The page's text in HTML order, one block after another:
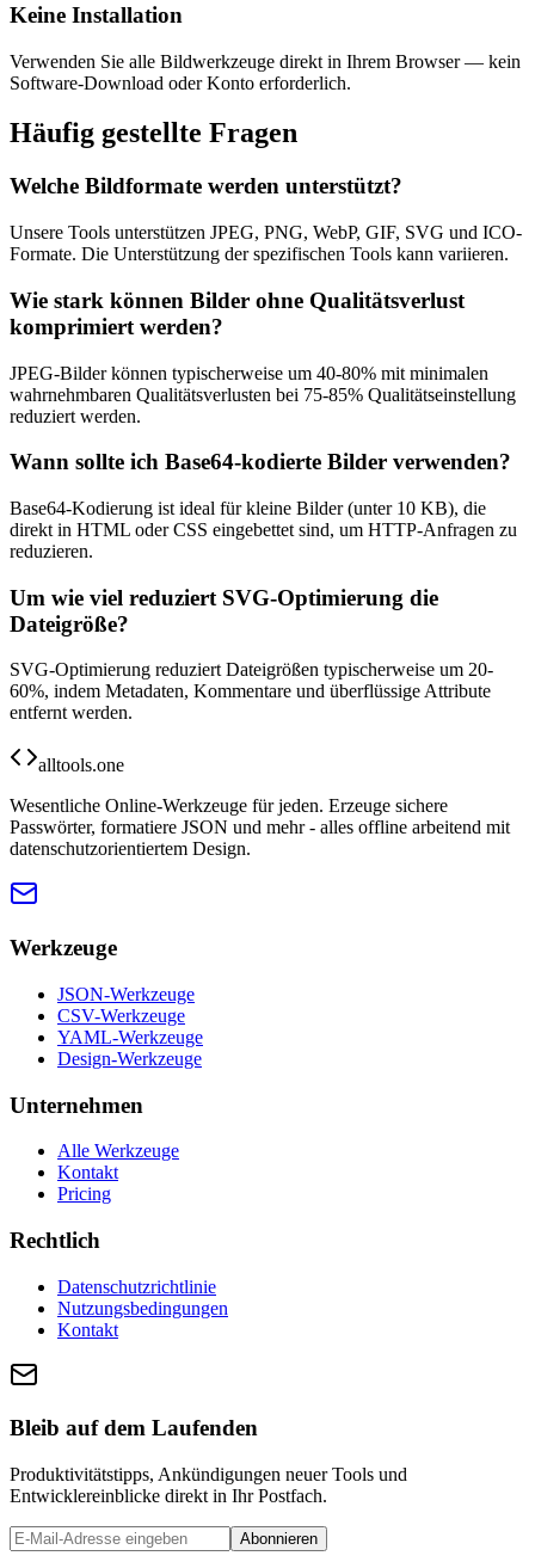
Keine Installation
Verwenden Sie alle Bildwerkzeuge direkt in Ihrem Browser — kein
Software-Download oder Konto erforderlich.
Häufig gestellte Fragen
Welche Bildformate werden unterstützt?
Unsere Tools unterstützen JPEG, PNG, WebP, GIF, SVG und ICO-
Formate. Die Unterstützung der spezifischen Tools kann variieren.
Wie stark können Bilder ohne Qualitätsverlust
komprimiert werden?
JPEG-Bilder können typischerweise um 40-80% mit minimalen
wahrnehmbaren Qualitätsverlusten bei 75-85% Qualitätseinstellung
reduziert werden.
Wann sollte ich Base64-kodierte Bilder verwenden?
Base64-Kodierung ist ideal für kleine Bilder (unter 10 KB), die
direkt in HTML oder CSS eingebettet sind, um HTTP-Anfragen zu
reduzieren.
Um wie viel reduziert SVG-Optimierung die
Dateigröße?
SVG-Optimierung reduziert Dateigrößen typischerweise um 20-
60%, indem Metadaten, Kommentare und überflüssige Attribute
entfernt werden.
alltools.one
Wesentliche Online-Werkzeuge für jeden. Erzeuge sichere
Passwörter, formatiere JSON und mehr - alles offline arbeitend mit
datenschutzorientiertem Design.
Werkzeuge
JSON-Werkzeuge
CSV-Werkzeuge
YAML-Werkzeuge
Design-Werkzeuge
Unternehmen
Alle Werkzeuge
Kontakt
Pricing
Rechtlich
Datenschutzrichtlinie
Nutzungsbedingungen
Kontakt
Bleib auf dem Laufenden
Produktivitätstipps, Ankündigungen neuer Tools und
Entwicklereinblicke direkt in Ihr Postfach.
Abonnieren